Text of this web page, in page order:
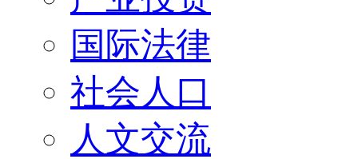
国际法律
社会人口
人文交流